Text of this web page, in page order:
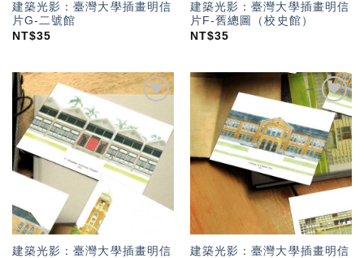
建築光影：臺灣大學插畫明信
片G-二號館
NT$35
建築光影：臺灣大學插畫明信
片F-舊總圖（校史館）
NT$35
加入
「願
望輕
單」
建築光影：臺灣大學插畫明信
加入
「願
望輕
單」
建築光影：臺灣大學插畫明信